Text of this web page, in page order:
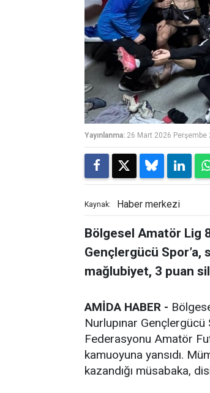
Yayınlanma: 26 Mart 2026 Perşembe
Kaynak: Haber merkezi
Bölgesel Amatör Lig
Gençlergücü Spor’a,
mağlubiyet, 3 puan
AMİDA HABER -
Nurlupınar
Federasyonu Amatör
kamuoyuna yansıdı.
kazandığı müsabaka,